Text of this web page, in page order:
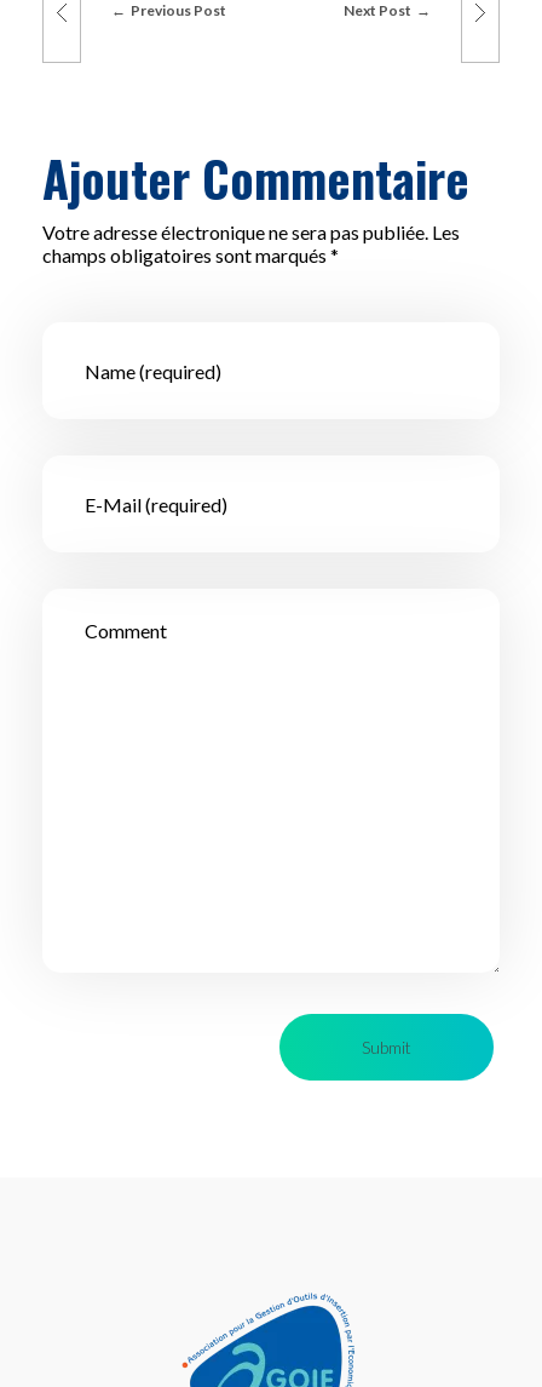
Previous Post Next Post
Ajouter Commentaire
Votre adresse électronique ne sera pas publiée. Les
champs obligatoires sont marqués *